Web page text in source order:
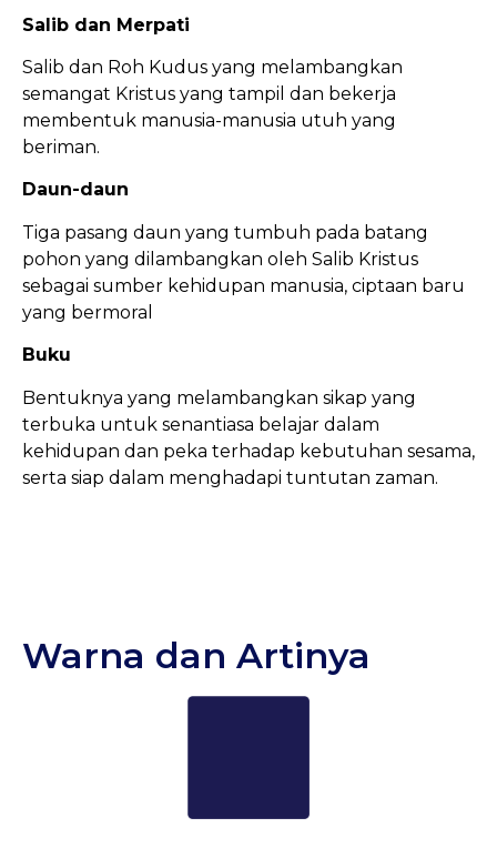
Salib dan Merpati
Salib dan Roh Kudus yang melambangkan
semangat Kristus yang tampil dan bekerja
membentuk manusia-manusia utuh yang
beriman.
Daun-daun
Tiga pasang daun yang tumbuh pada batang
pohon yang dilambangkan oleh Salib Kristus
sebagai sumber kehidupan manusia, ciptaan baru
yang bermoral
Buku
Bentuknya yang melambangkan sikap yang
terbuka untuk senantiasa belajar dalam
kehidupan dan peka terhadap kebutuhan sesama,
serta siap dalam menghadapi tuntutan zaman.
Warna dan Artinya